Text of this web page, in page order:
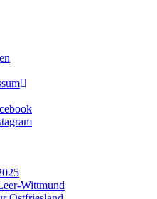
Wittmund